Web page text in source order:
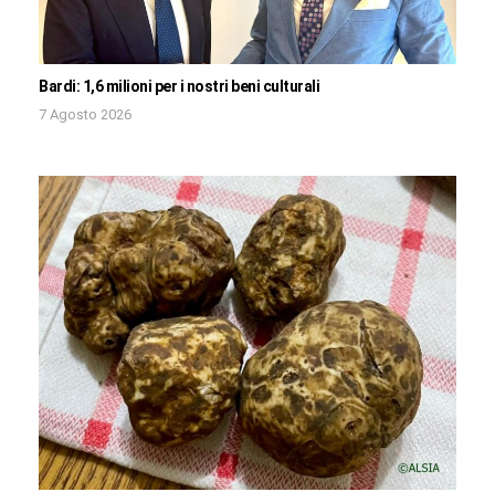
Bardi: 1,6 milioni per i nostri beni culturali
7 Agosto 2026